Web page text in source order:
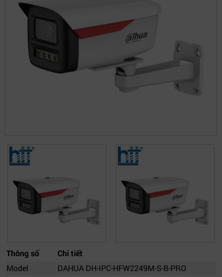
Thông số
Chi tiết
Model
DAHUA DH-IPC-HFW2249M-S-B-PRO